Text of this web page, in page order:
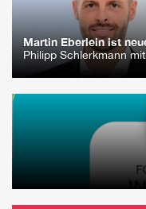
Martin Eberlein ist
Philipp Schlerkmann